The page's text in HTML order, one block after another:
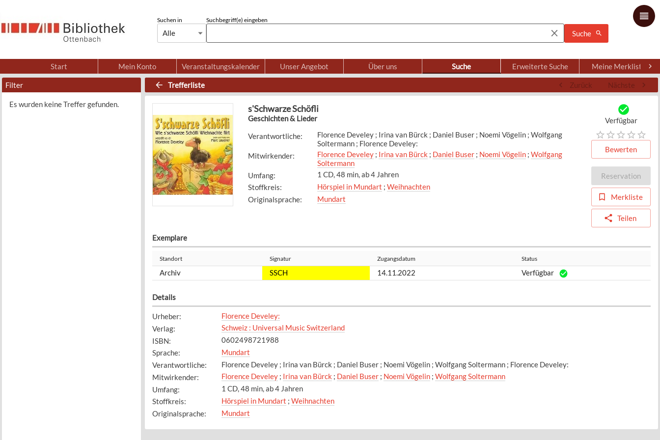
Suchen in
Alle
Suchbegriff(e) eingeben
Suche
Start Mein Konto Veranstaltungskalender Unser Angebot Über uns Suche Erweiterte Suche Meine Merkliste
Filter
Es wurden keine Treffer gefunden.
Trefferliste Zurück Nächste
s'Schwarze Schöfli
Geschichten & Lieder
Verantwortliche:
Florence Develey ; Irina van Bürck ; Daniel Buser ; Noemi Vögelin ; Wolfgang
Soltermann ; Florence Develey:
Mitwirkender: Florence Develey; Irina van Bürck ; Daniel Buser; Noemi Vögelin; Wolfgang
Soltermann
Umfang:
1 CD, 48 min, ab 4 Jahren
Stoffkreis: Hörspiel in Mundart ; Weihnachten
Originalsprache: Mundart
Verfügbar
Bewerten
Reservation
Merkliste
Teilen
Exemplare
Standort Signatur Zugangsdatum Status
Archiv SSCH 14.11.2022 Verfügbar
Details
Urheber:
Florence Develey:
Verlag:
Schweiz : Universal Music Switzerland
ISBN:
0602498721988
Sprache:
Mundart
Verantwortliche:
Florence Develey ; Irina van Bürck ; Daniel Buser ; Noemi Vögelin ; Wolfgang Soltermann ; Florence Develey:
Mitwirkender: Florence Develey; Irina van Bürck ; Daniel Buser; Noemi Vögelin; Wolfgang Soltermann
Umfang:
1 CD, 48 min, ab 4 Jahren
Stoffkreis: Hörspiel in Mundart ; Weihnachten
Originalsprache: Mundart